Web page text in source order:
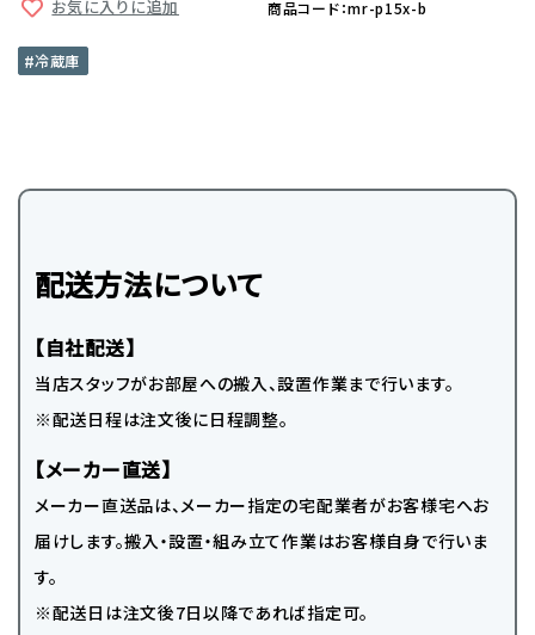
お気に入りに追加 商品コード：mr-p15x-b
冷蔵庫
配送方法について
【自社配送】
当店スタッフがお部屋への搬入、設置作業まで行います。
※配送日程は注文後に日程調整。
【メーカー直送】
メーカー直送品は、メーカー指定の宅配業者がお客様宅へお
届けします。搬入・設置・組み立て作業はお客様自身で行いま
す。
※配送日は注文後7日以降であれば指定可。